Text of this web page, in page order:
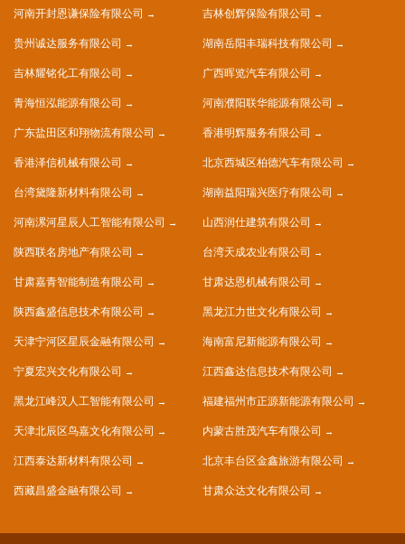
河南开封恩谦保险有限公司 吉林创辉保险有限公司
贵州诚达服务有限公司 湖南岳阳丰瑞科技有限公司
吉林耀铭化工有限公司 广西晖览汽车有限公司
青海恒泓能源有限公司 河南濮阳联华能源有限公司
广东盐田区和翔物流有限公司 香港明辉服务有限公司
香港泽信机械有限公司 北京西城区柏德汽车有限公司
台湾黛隆新材料有限公司 湖南益阳瑞兴医疗有限公司
河南漯河星辰人工智能有限公司 山西润仕建筑有限公司
陕西联名房地产有限公司 台湾天成农业有限公司
甘肃嘉青智能制造有限公司 甘肃达恩机械有限公司
陕西鑫盛信息技术有限公司 黑龙江力世文化有限公司
天津宁河区星辰金融有限公司 海南富尼新能源有限公司
宁夏宏兴文化有限公司 江西鑫达信息技术有限公司
黑龙江峰汉人工智能有限公司 福建福州市正源新能源有限公司
天津北辰区鸟嘉文化有限公司 内蒙古胜茂汽车有限公司
江西泰达新材料有限公司 北京丰台区金鑫旅游有限公司
西藏昌盛金融有限公司 甘肃众达文化有限公司